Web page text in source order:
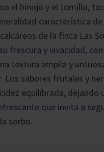
el hinojo y el tomillo,
característica de
de la finca Las
frescura y vivacidad,
textura amplia y
Los sabores frutales y
equilibrada, dejando
que invita a
sorbo.